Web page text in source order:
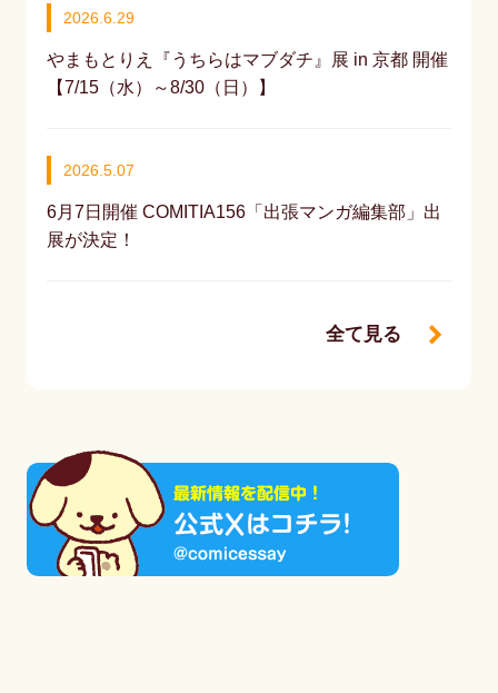
2026.6.29
やまもとりえ『うちらはマブダチ』展 in 京都 開催
【7/15（水）～8/30（日）】
2026.5.07
6月7日開催 COMITIA156「出張マンガ編集部」出
展が決定！
全て見る